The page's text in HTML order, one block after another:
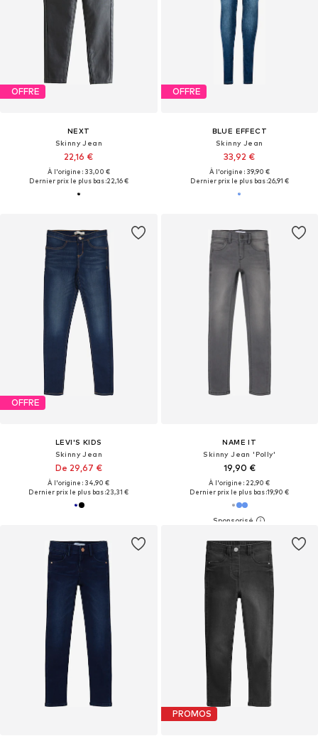
OFFRE
NEXT
Skinny Jean
22,16 €
À l'origine : 33,00 €
Dernier prix le plus bas :22,16 €
OFFRE
BLUE EFFECT
Skinny Jean
33,92 €
À l'origine : 39,90 €
Dernier prix le plus bas :26,91 €
OFFRE
LEVI'S KIDS
Skinny Jean
De 29,67 €
À l'origine : 34,90 €
Dernier prix le plus bas :23,31 €
NAME IT
Skinny Jean 'Polly'
19,90 €
À l'origine : 22,90 €
Dernier prix le plus bas :19,90 €
PROMOS